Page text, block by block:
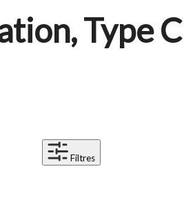
Type C
Filtres